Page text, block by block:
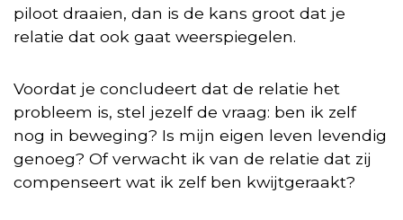
piloot draaien, dan is de kans groot dat je
relatie dat ook gaat weerspiegelen.
Voordat je concludeert dat de relatie het
probleem is, stel jezelf de vraag: ben ik zelf
nog in beweging? Is mijn eigen leven levendig
genoeg? Of verwacht ik van de relatie dat zij
compenseert wat ik zelf ben kwijtgeraakt?